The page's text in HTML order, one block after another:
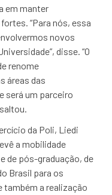
em manter
“Para nós, essa
novos
disse. “O
renome
áreas das
será um parceiro
da Poli, Liedi
a mobilidade
de pós-graduação, de
Brasil para os
também a realização